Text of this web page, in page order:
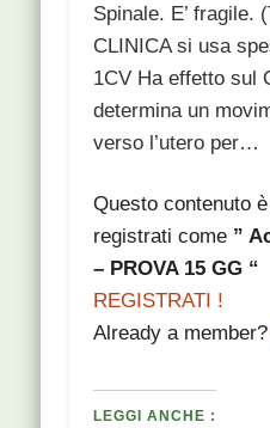
Spinale. E’ fragile.
CLINICA si usa
1CV Ha effetto sul
determina un
verso l’utero per…
Questo contenuto
registrati come ”
– PROVA 15 GG “
REGISTRATI !
Already a
LEGGI ANCHE :